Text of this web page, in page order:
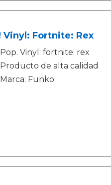
Vinyl: Fortnite: Rex
Pop. Vinyl: fortnite: rex
Producto de alta calidad
Marca: Funko